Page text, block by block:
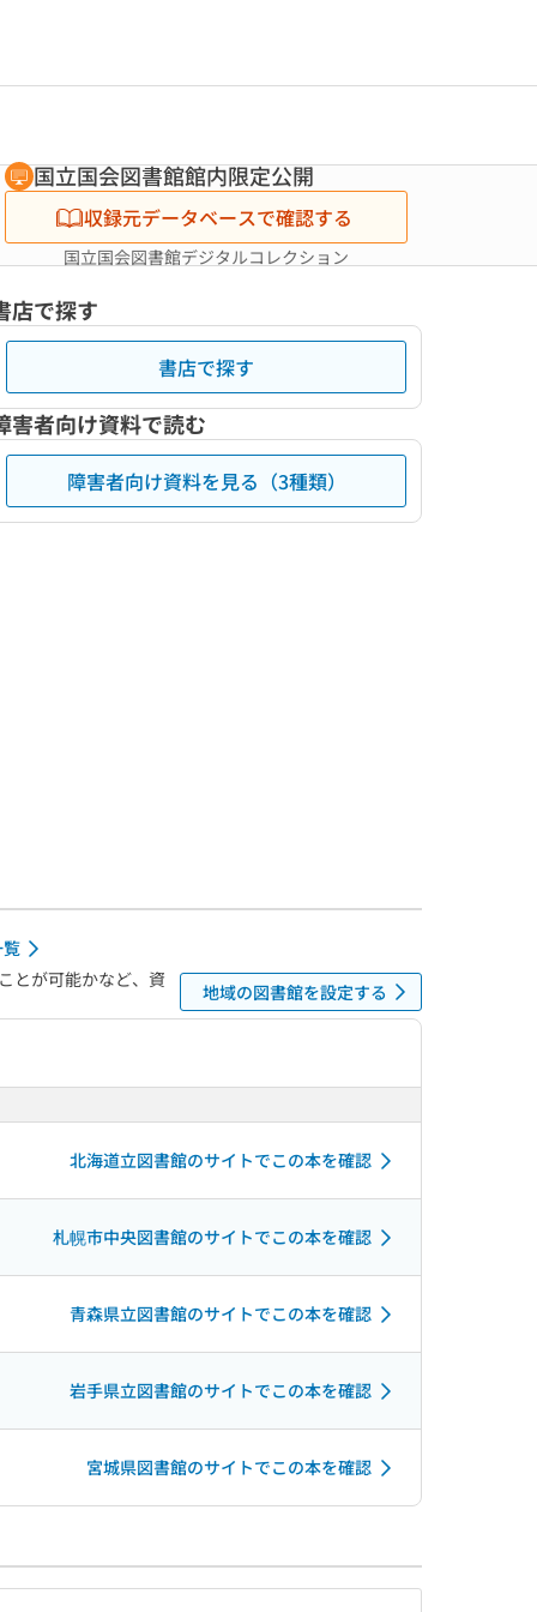
国立国会図書館館内限定公開
収録元データベースで確認する
国立国会図書館デジタルコレクション
店で探す
書店で探す
害者向け資料で読む
障害者向け資料を見る（3種類）
とが可能かなど、資
地域の図書館を設定する
北海道立図書館のサイトでこの本を確認
札幌市中央図書館のサイトでこの本を確認
青森県立図書館のサイトでこの本を確認
岩手県立図書館のサイトでこの本を確認
宮城県図書館のサイトでこの本を確認